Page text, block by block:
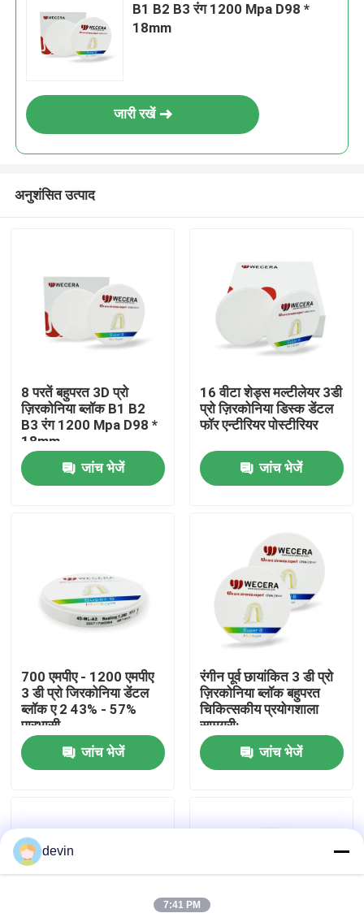
घर
वी.आर. शो
कारखाने का दौरा
गुणवत्ता नियंत्रण
समाचार
B1 B2 B3 रंग 1200 Mpa D98 *
18mm
जारी रखें
अनुशंसित उत्पाद
8 परतें बहुपरत 3D प्रो
ज़िरकोनिया ब्लॉक B1 B2
B3 रंग 1200 Mpa D98 *
18mm
जांच भेजें
16 वीटा शेड्स मल्टीलेयर 3डी
प्रो ज़िरकोनिया डिस्क डेंटल
फॉर एन्टीरियर पोस्टीरियर
जांच भेजें
700 एमपीए - 1200 एमपीए
3 डी प्रो जिरकोनिया डेंटल
ब्लॉक ए 2 43% - 57%
पारभासी
जांच भेजें
रंगीन पूर्व छायांकित 3 डी प्रो
ज़िरकोनिया ब्लॉक बहुपरत
चिकित्सकीय प्रयोगशाला
सामग्री:
जांच भेजें
devin
7:41 PM